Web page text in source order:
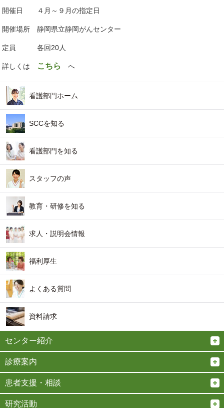
開催日 ４月～９月の指定日
開催場所 静岡県立静岡がんセンター
定員 各回20人
詳しくは こちら へ
看護部門ホーム
SCCを知る
看護部門を知る
スタッフの声
教育・研修を知る
求人・説明会情報
福利厚生
よくある質問
資料請求
センター紹介
診療案内
患者支援・相談
研究活動